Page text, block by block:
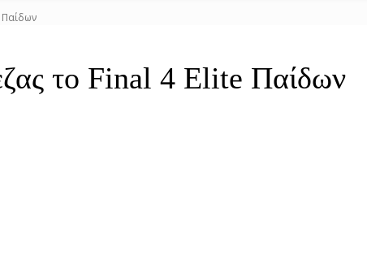
Παίδων
το Final 4 Elite Παίδων